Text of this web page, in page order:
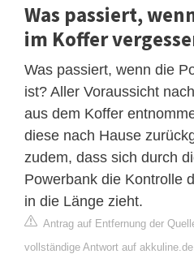
Was passiert,
im Koffer
Was passiert, wenn die
ist? Aller Voraussicht
aus dem Koffer
diese nach Hause
zudem, dass sich durch
Powerbank die Kontrolle
in die Länge zieht.
Antrag auf Entfernung der
vollständige Antwort auf